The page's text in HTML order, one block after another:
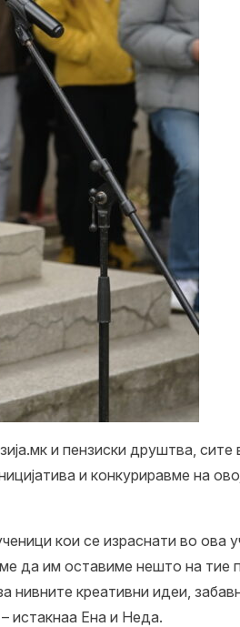
и пензиски друштва,
и конкуриравме на
кои се израснати во
да им оставиме нешто на тие
креативни идеи,
истакнаа Ена и Неда.